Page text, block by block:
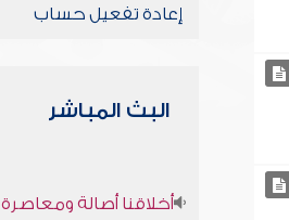
إعادة تفعيل حساب
البث المباشر
أخلاقنا أصالة ومعاصرة